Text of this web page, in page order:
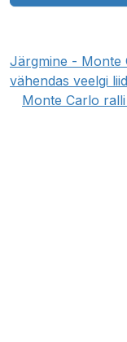
Järgmine - Monte
vähendas veelgi
Monte Carlo